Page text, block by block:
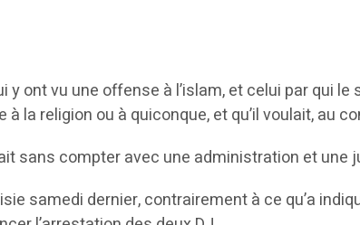
ont vu une offense à l’islam, et celui par qui
à la religion ou à quiconque, et qu’il voulait, au
sans compter avec une administration et une
samedi dernier, contrairement à ce qu’a